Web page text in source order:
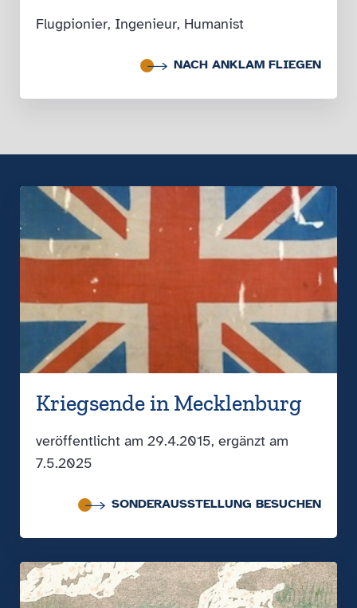
Flugpionier, Ingenieur, Humanist
NACH ANKLAM FLIEGEN
Kriegsende in Mecklenburg
veröffentlicht am 29.4.2015, ergänzt am
7.5.2025
SONDERAUSSTELLUNG BESUCHEN